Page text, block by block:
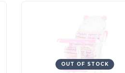
OUT OF STOCK